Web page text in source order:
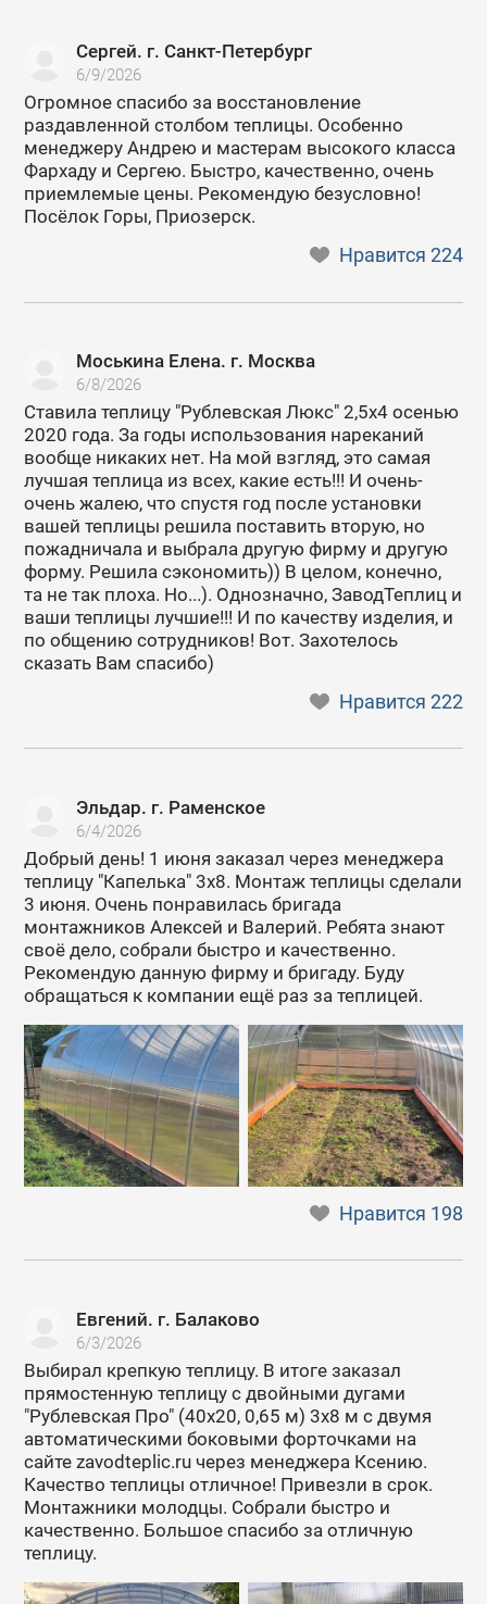
Сергей. г. Санкт-Петербург
6/9/2026
Огромное спасибо за восстановление
раздавленной столбом теплицы. Особенно
менеджеру Андрею и мастерам высокого класса
Фархаду и Сергею. Быстро, качественно, очень
приемлемые цены. Рекомендую безусловно!
Посёлок Горы, Приозерск.
Нравится224
Моськина Елена. г. Москва
6/8/2026
Ставила теплицу "Рублевская Люкс" 2,5х4 осенью
2020 года. За годы использования нареканий
вообще никаких нет. На мой взгляд, это самая
лучшая теплица из всех, какие есть!!! И очень-
очень жалею, что спустя год после установки
вашей теплицы решила поставить вторую, но
пожадничала и выбрала другую фирму и другую
форму. Решила сэкономить)) В целом, конечно,
та не так плоха. Но...). Однозначно, ЗаводТеплиц и
ваши теплицы лучшие!!! И по качеству изделия, и
по общению сотрудников! Вот. Захотелось
сказать Вам спасибо)
Нравится222
Эльдар. г. Раменское
6/4/2026
Добрый день! 1 июня заказал через менеджера
теплицу "Капелька" 3х8. Монтаж теплицы сделали
3 июня. Очень понравилась бригада
монтажников Алексей и Валерий. Ребята знают
своё дело, собрали быстро и качественно.
Рекомендую данную фирму и бригаду. Буду
обращаться к компании ещё раз за теплицей.
Нравится 198
Евгений. г. Балаково
6/3/2026
Выбирал крепкую теплицу. В итоге заказал
прямостенную теплицу с двойными дугами
"Рублевская Про" (40х20, 0,65 м) 3х8 м с двумя
автоматическими боковыми форточками на
сайте zavodteplic.ru через менеджера Ксению.
Качество теплицы отличное! Привезли в срок.
Монтажники молодцы. Собрали быстро и
качественно. Большое спасибо за отличную
теплицу.